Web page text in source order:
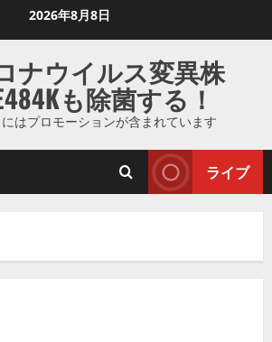
2026年8月8日
ナウイルス変異株
も除菌する！
はプロモーションが含まれています
ライブ